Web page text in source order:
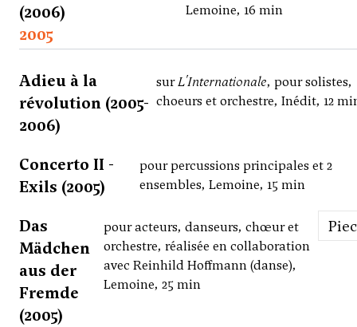
(2006)
Lemoine, 16 min
2005
Adieu à la
révolution (2005-
2006)
surL'Internationale, pour solistes,
choeurs et orchestre, Inédit, 12
Concerto II -
Exils (2005)
pour percussions principales et 2
ensembles, Lemoine, 15 min
Das
Mädchen
aus der
Fremde
(2005)
pour acteurs, danseurs, chœur et
orchestre, réalisée en collaboration
avec Reinhild Hoffmann (danse),
Lemoine, 25 min